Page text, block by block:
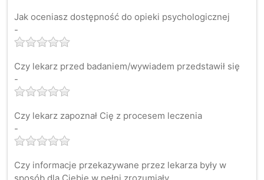
Jak oceniasz dostępność do opieki psychologicznej
-
Czy lekarz przed badaniem/wywiadem przedstawił się
-
Czy lekarz zapoznał Cię z procesem leczenia
-
Czy informacje przekazywane przez lekarza były w